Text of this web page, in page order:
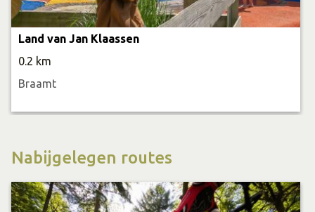
Land van Jan Klaassen
0.2 km
Braamt
Nabijgelegen routes